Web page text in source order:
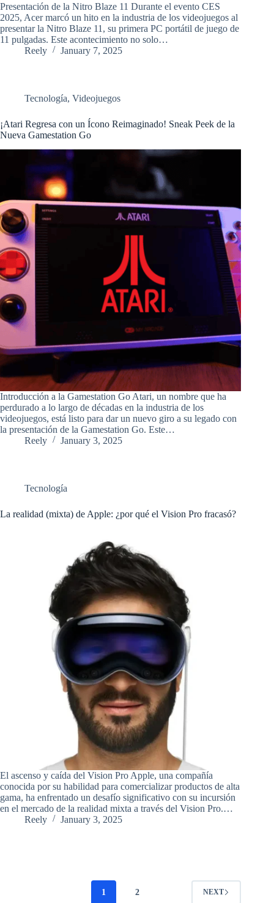
Presentación de la Nitro Blaze 11 Durante el evento CES
2025, Acer marcó un hito en la industria de los videojuegos al
presentar la Nitro Blaze 11, su primera PC portátil de juego de
11 pulgadas. Este acontecimiento no solo…
Reely
January 7, 2025
Tecnología, Videojuegos
¡Atari Regresa con un Ícono Reimaginado! Sneak Peek de la
Nueva Gamestation Go
Introducción a la Gamestation Go Atari, un nombre que ha
perdurado a lo largo de décadas en la industria de los
videojuegos, está listo para dar un nuevo giro a su legado con
la presentación de la Gamestation Go. Este…
Reely
January 3, 2025
Tecnología
La realidad (mixta) de Apple: ¿por qué el Vision Pro fracasó?
El ascenso y caída del Vision Pro Apple, una compañía
conocida por su habilidad para comercializar productos de alta
gama, ha enfrentado un desafío significativo con su incursión
en el mercado de la realidad mixta a través del Vision Pro.…
Reely
January 3, 2025
1 2 NEXT